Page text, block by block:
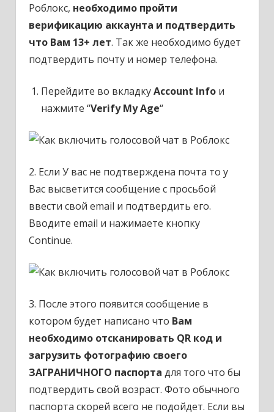
Роблокс, необходимо пройти
верификацию аккаунта и подтвердить
что Вам 13+ лет. Так же необходимо будет
подтвердить почту и номер телефона.
Перейдите во вкладкуAccount Infoи
нажмите “Verify My Age“
2. Если У вас не подтверждена почта то у
Вас высветится сообщение с просьбой
ввести свой email и подтвердить его.
Вводите email и нажимаете кнопку
Continue.
3. После этого появится сообщение в
котором будет написано что Вам
необходимо отсканировать QR код и
загрузить фотографию своего
ЗАГРАНИЧНОГО паспорта для того что бы
подтвердить свой возраст. Фото обычного
паспорта скорей всего не подойдет. Если вы